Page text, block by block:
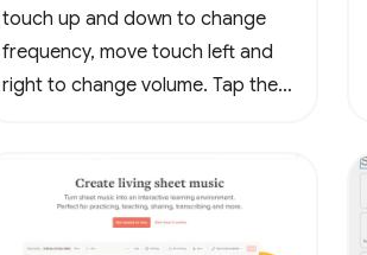
touch up and down to change
frequency, move touch left and
right to change volume. Tap the
the loop. Tap the waveform icons
to change the waveform.